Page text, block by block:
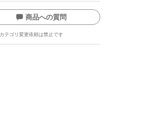
商品への質問
テゴリ変更依頼は禁止です